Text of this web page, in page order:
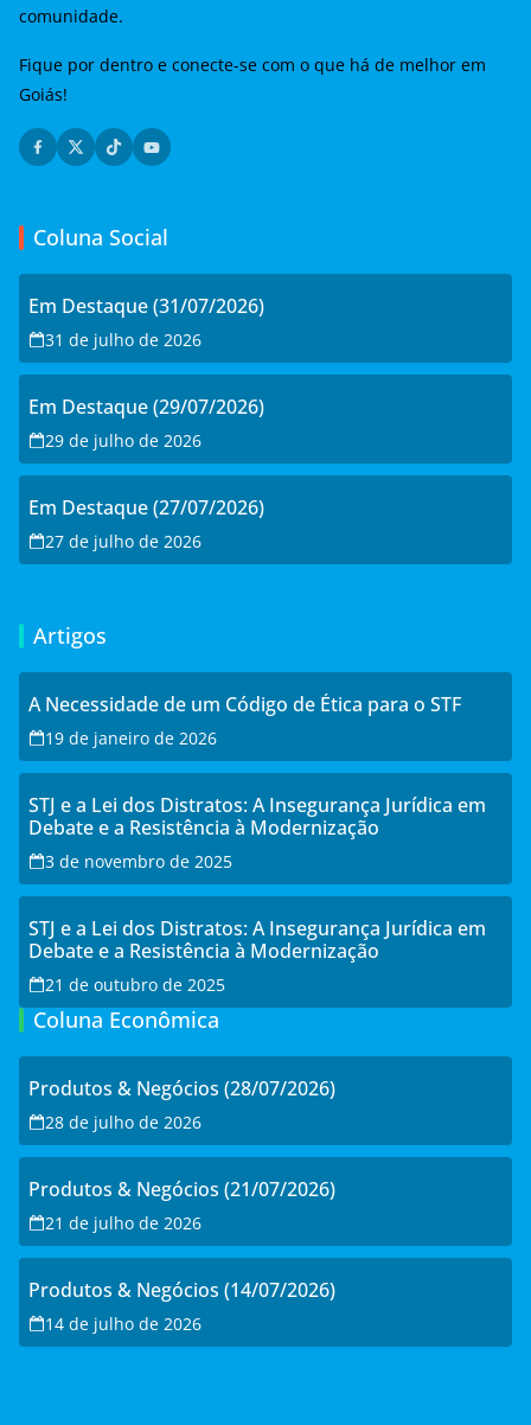
comunidade.
Fique por dentro e conecte-se com o que há de melhor em
Goiás!
Coluna Social
Em Destaque (31/07/2026)
31 de julho de 2026
Em Destaque (29/07/2026)
29 de julho de 2026
Em Destaque (27/07/2026)
27 de julho de 2026
Artigos
A Necessidade de um Código de Ética para o STF
19 de janeiro de 2026
STJ e a Lei dos Distratos: A Insegurança Jurídica em
Debate e a Resistência à Modernização
3 de novembro de 2025
STJ e a Lei dos Distratos: A Insegurança Jurídica em
Debate e a Resistência à Modernização
21 de outubro de 2025
Coluna Econômica
Produtos & Negócios (28/07/2026)
28 de julho de 2026
Produtos & Negócios (21/07/2026)
21 de julho de 2026
Produtos & Negócios (14/07/2026)
14 de julho de 2026